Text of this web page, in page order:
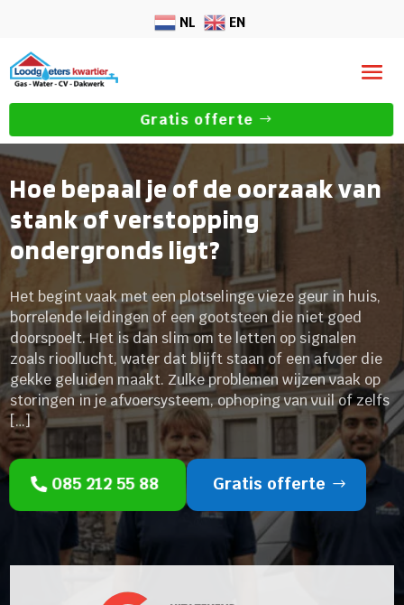
NL EN
Gratis offerte
Hoe bepaal je of de oorzaak van
stank of verstopping
ondergronds ligt?
Het begint vaak met een plotselinge vieze geur in huis,
borrelende leidingen of een gootsteen die niet goed
doorspoelt. Het is dan slim om te letten op signalen
zoals rioollucht, water dat blijft staan of een afvoer die
gekke geluiden maakt. Zulke problemen wijzen vaak op
storingen in je afvoersysteem, ophoping van vuil of zelfs
[…]
085 212 55 88 Gratis offerte